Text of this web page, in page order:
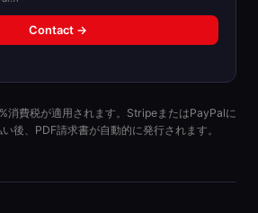
Contact →
消費税が適用されます。StripeまたはPayPalに
後、PDF請求書が自動的に発行されます。